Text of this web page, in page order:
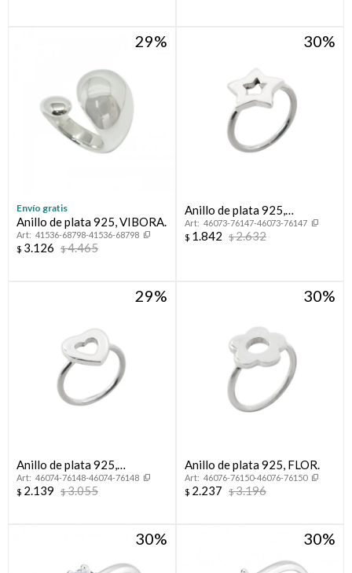
29
Envío gratis
Anillo de plata 925, VIBORA.
41536-68798-41536-68798
$ 3.126 $4.465
30
Anillo de plata 925,
ESTRELLA.
46073-76147-46073-76147
$ 1.842 $2.632
29
Anillo de plata 925,
CORAZON.
46074-76148-46074-76148
$ 2.139 $3.055
30
Anillo de plata 925, FLOR.
46076-76150-46076-76150
$ 2.237 $3.196
30 30